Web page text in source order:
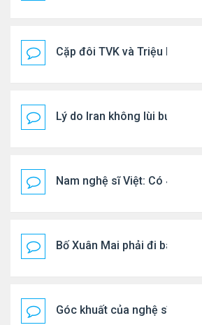
Cặp đôi TVK và Triệu Mẫn
Lý do Iran không lùi bước
Nam nghệ sĩ Việt: Có 4 nhà
Bố Xuân Mai phải đi bán cơm
Góc khuất của nghệ sĩ Hoài